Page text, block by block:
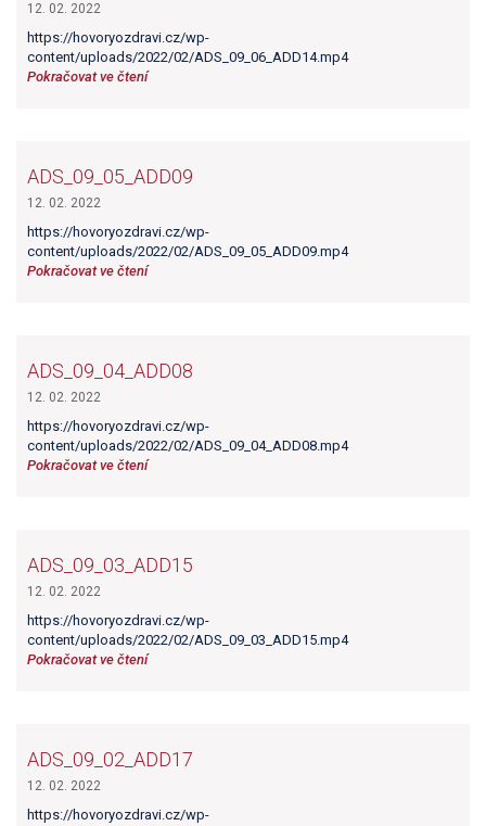
12. 02. 2022
https://hovoryozdravi.cz/wp-
content/uploads/2022/02/ADS_09_06_ADD14.mp4
Pokračovat ve čtení
ADS_09_05_ADD09
12. 02. 2022
https://hovoryozdravi.cz/wp-
content/uploads/2022/02/ADS_09_05_ADD09.mp4
Pokračovat ve čtení
ADS_09_04_ADD08
12. 02. 2022
https://hovoryozdravi.cz/wp-
content/uploads/2022/02/ADS_09_04_ADD08.mp4
Pokračovat ve čtení
ADS_09_03_ADD15
12. 02. 2022
https://hovoryozdravi.cz/wp-
content/uploads/2022/02/ADS_09_03_ADD15.mp4
Pokračovat ve čtení
ADS_09_02_ADD17
12. 02. 2022
https://hovoryozdravi.cz/wp-